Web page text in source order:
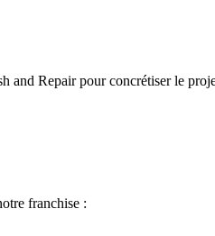
leur contrat de franchise /
and Repair pour concrétiser le
franchise :